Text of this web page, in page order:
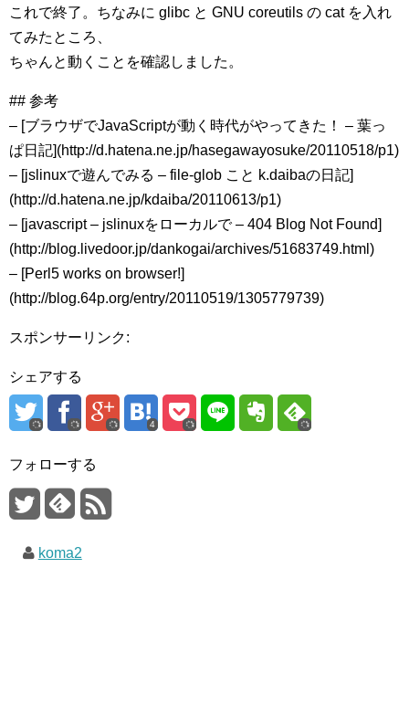
これで終了。ちなみに glibc と GNU coreutils の cat を入れ
てみたところ、
ちゃんと動くことを確認しました。
## 参考
– [ブラウザでJavaScriptが動く時代がやってきた！ – 葉っ
ぱ日記](http://d.hatena.ne.jp/hasegawayosuke/20110518/p1)
– [jslinuxで遊んでみる – file-glob こと k.daibaの日記]
(http://d.hatena.ne.jp/kdaiba/20110613/p1)
– [javascript – jslinuxをローカルで – 404 Blog Not Found]
(http://blog.livedoor.jp/dankogai/archives/51683749.html)
– [Perl5 works on browser!]
(http://blog.64p.org/entry/20110519/1305779739)
スポンサーリンク:
シェアする
4
フォローする
koma2